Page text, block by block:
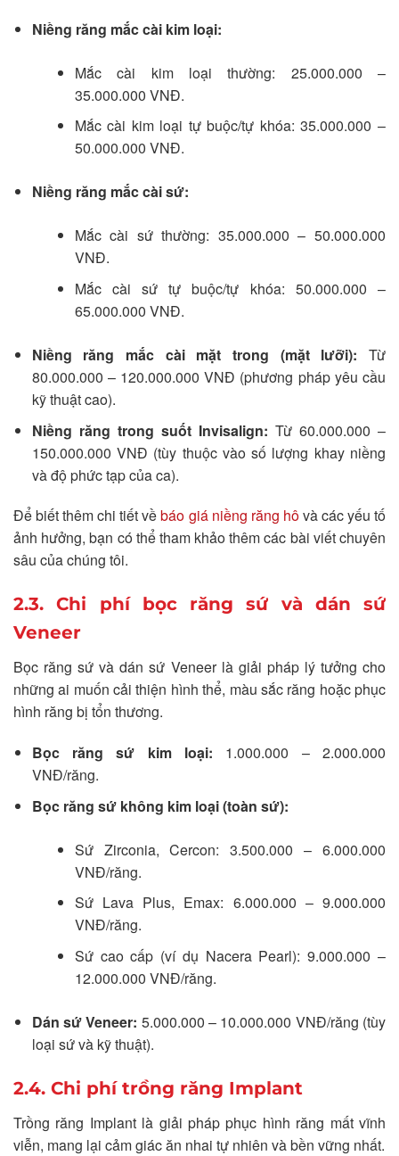
Niềng răng mắc cài kim loại:
Mắc cài kim loại thường: 25.000.000 –
35.000.000 VNĐ.
Mắc cài kim loại tự buộc/tự khóa: 35.000.000 –
50.000.000 VNĐ.
Niềng răng mắc cài sứ:
Mắc cài sứ thường: 35.000.000 – 50.000.000
VNĐ.
Mắc cài sứ tự buộc/tự khóa: 50.000.000 –
65.000.000 VNĐ.
Niềng răng mắc cài mặt trong (mặt lưỡi): Từ
80.000.000 – 120.000.000 VNĐ (phương pháp yêu cầu
kỹ thuật cao).
Niềng răng trong suốt Invisalign: Từ 60.000.000 –
150.000.000 VNĐ (tùy thuộc vào số lượng khay niềng
và độ phức tạp của ca).
Để biết thêm chi tiết vềbáo giá niềng răng hôvà các yếu tố
ảnh hưởng, bạn có thể tham khảo thêm các bài viết chuyên
sâu của chúng tôi.
2.3. Chi phí bọc răng sứ và dán sứ
Veneer
Bọc răng sứ và dán sứ Veneer là giải pháp lý tưởng cho
những ai muốn cải thiện hình thể, màu sắc răng hoặc phục
hình răng bị tổn thương.
Bọc răng sứ kim loại: 1.000.000 – 2.000.000
VNĐ/răng.
Bọc răng sứ không kim loại (toàn sứ):
Sứ Zirconia, Cercon: 3.500.000 – 6.000.000
VNĐ/răng.
Sứ Lava Plus, Emax: 6.000.000 – 9.000.000
VNĐ/răng.
Sứ cao cấp (ví dụ Nacera Pearl): 9.000.000 –
12.000.000 VNĐ/răng.
Dán sứ Veneer: 5.000.000 – 10.000.000 VNĐ/răng (tùy
loại sứ và kỹ thuật).
2.4. Chi phí trồng răng Implant
Trồng răng Implant là giải pháp phục hình răng mất vĩnh
viễn, mang lại cảm giác ăn nhai tự nhiên và bền vững nhất.